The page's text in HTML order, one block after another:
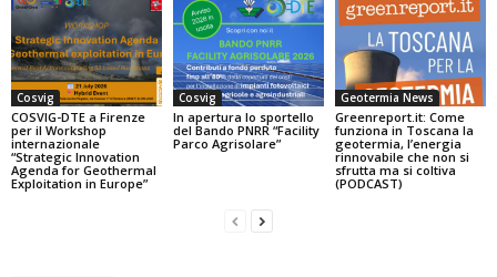
Cosvig
COSVIG-DTE a Firenze
per il Workshop
internazionale
“Strategic Innovation
Agenda for Geothermal
Exploitation in Europe”
Cosvig
In apertura lo sportello
del Bando PNRR “Facility
Parco Agrisolare”
Geotermia News
Greenreport.it: Come
funziona in Toscana la
geotermia, l’energia
rinnovabile che non si
sfrutta ma si coltiva
(PODCAST)